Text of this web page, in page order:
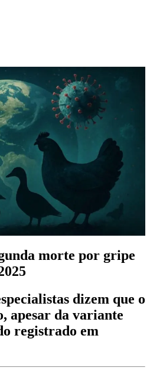
morte por gripe
dizem que o
apesar da variante
registrado em